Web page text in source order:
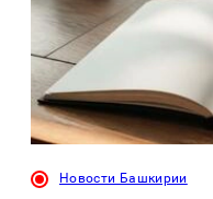
Новости Башкирии